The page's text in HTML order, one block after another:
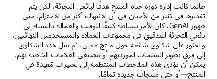
طالما كانت إدارة دورة حياة المنتج هدفًا لبائعي التجزئة، لكن يتم
تقديرها في كثير من الأحيان في أن الانتهاك أكثر من الاحترام. حتى
ظهور GenAI، كان الأمر ببساطة كثيفًا للوقت والعمالة بالنسبة إلى
بائعي التجزئة للتدقيق في مجموعات العملاء والمستخدمين النهائيين،
والعثور على شكاوى شائعة حول منتج معين، ثم نقل هذه الشكاوى
إلى فِرق تطوير المنتجات لمورديهم أو مصنعي العلامات الخاصة بهم.
يمكن أن تؤدي هذه الملاحظات المنتظمة إلى تغييرات مُفيدة في
المنتج—أو حتى منتجات جديدة تمامًا.